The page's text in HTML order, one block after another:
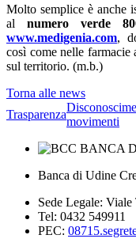
Molto semplice è anche
alnumero verde
www.medigenia.com,
così come nelle
sul territorio. (m.b.)
Torna alle news
Trasparenza
movimenti
Banca di Udine
Sede Legale:
Tel: 0432 549911
PEC: